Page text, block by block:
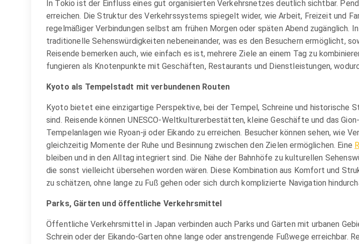
In Tokio ist der Einfluss eines gut organisierten Verkehrsnetzes deutlich sichtbar.
erreichen. Die Struktur des Verkehrssystems spiegelt wider, wie Arbeit, Freizeit und
regelmäßiger Verbindungen selbst am frühen Morgen oder späten Abend
traditionelle Sehenswürdigkeiten nebeneinander, was es den Besuchern ermöglicht,
Reisende bemerken auch, wie einfach es ist, mehrere Ziele an einem Tag zu
fungieren als Knotenpunkte mit Geschäften, Restaurants und Dienstleistungen,
Kyoto als Tempelstadt mit verbundenen Routen
Kyoto bietet eine einzigartige Perspektive, bei der Tempel, Schreine und
sind. Reisende können UNESCO-Weltkulturerbestätten, kleine Geschäfte und das
Tempelanlagen wie Ryoan-ji oder Eikando zu erreichen. Besucher können sehen, wie
gleichzeitig Momente der Ruhe und Besinnung zwischen den Zielen ermöglichen. Eine
bleiben und in den Alltag integriert sind. Die Nähe der Bahnhöfe zu kulturellen
die sonst vielleicht übersehen worden wären. Diese Kombination aus Komfort und
zu schätzen, ohne lange zu Fuß gehen oder sich durch komplizierte Navigation
Parks, Gärten und öffentliche Verkehrsmittel
Öffentliche Verkehrsmittel in Japan verbinden auch Parks und Gärten mit urbanen
Schrein oder der Eikando-Garten ohne lange oder anstrengende Fußwege erreichbar.